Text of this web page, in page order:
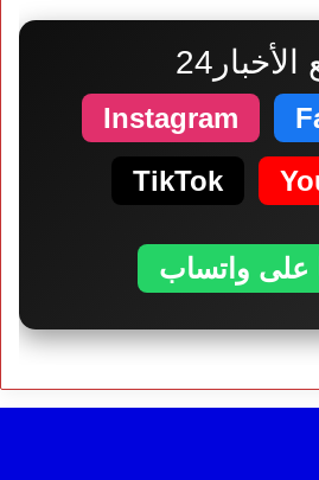
الأخبار24
Instagram
TikTok
على واتساب